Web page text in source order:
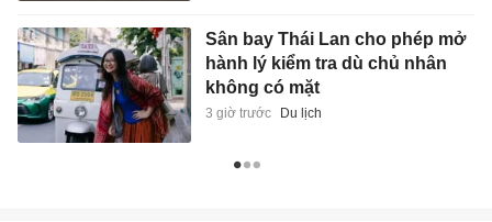
Sân bay Thái Lan cho phép mở
hành lý kiểm tra dù chủ nhân
không có mặt
3 giờ trước Du lịch